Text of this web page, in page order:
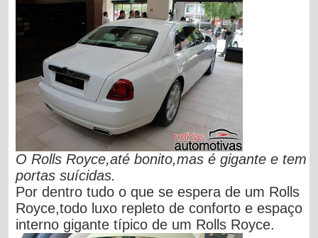
O Rolls Royce,até bonito,mas é gigante e tem
portas suícidas.
Por dentro tudo o que se espera de um Rolls
Royce,todo luxo repleto de conforto e espaço
interno gigante típico de um Rolls Royce.